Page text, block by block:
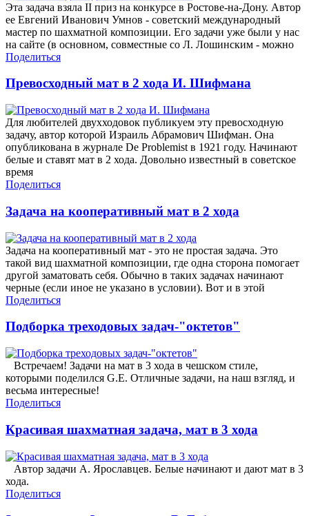
Эта задача взяла II приз на конкурсе в Ростове-на-Дону. Автор
ее Евгений Иванович Умнов - советский международный
мастер по шахматной композиции. Его задачи уже были у нас
на сайте (в основном, совместные со Л. Лошинским - можно
Поделиться
Превосходный мат в 2 хода И. Шифмана
Для любителей двухходовок публикуем эту превосходную
задачу, автор которой Израиль Абрамович Шифман. Она
опубликована в журнале De Problemist в 1921 году. Начинают
белые и ставят мат в 2 хода. Довольно известный в советское
время
Поделиться
Задача на кооперативный мат в 2 хода
Задача на кооперативный мат - это не простая задача. Это
такой вид шахматной композиции, где одна сторона помогает
другой заматовать себя. Обычно в таких задачах начинают
черные (если иное не указано в условии). Вот и в этой
Поделиться
Подборка треходовых задач-"октетов"
Встречаем! Задачи на мат в 3 хода в чешском стиле,
которыми поделился G.E. Отличные задачи, на наш взгляд, и
весьма интересные!
Поделиться
Красивая шахматная задача, мат в 3 хода
Автор задачи А. Ярославцев. Белые начинают и дают мат в 3
хода.
Поделиться